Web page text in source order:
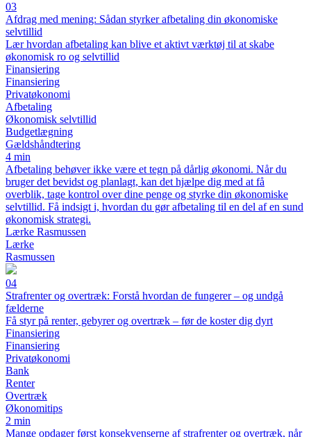
03
Afdrag med mening: Sådan styrker afbetaling din økonomiske
selvtillid
Lær hvordan afbetaling kan blive et aktivt værktøj til at skabe
økonomisk ro og selvtillid
Finansiering
Finansiering
Privatøkonomi
Afbetaling
Økonomisk selvtillid
Budgetlægning
Gældshåndtering
4 min
Afbetaling behøver ikke være et tegn på dårlig økonomi. Når du
bruger det bevidst og planlagt, kan det hjælpe dig med at få
overblik, tage kontrol over dine penge og styrke din økonomiske
selvtillid. Få indsigt i, hvordan du gør afbetaling til en del af en sund
økonomisk strategi.
Lærke Rasmussen
Lærke
Rasmussen
04
Strafrenter og overtræk: Forstå hvordan de fungerer – og undgå
fælderne
Få styr på renter, gebyrer og overtræk – før de koster dig dyrt
Finansiering
Finansiering
Privatøkonomi
Bank
Renter
Overtræk
Økonomitips
2 min
Mange opdager først konsekvenserne af strafrenter og overtræk, når